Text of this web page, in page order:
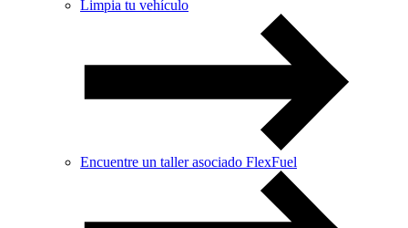
Limpia tu vehículo
Encuentre un taller asociado FlexFuel